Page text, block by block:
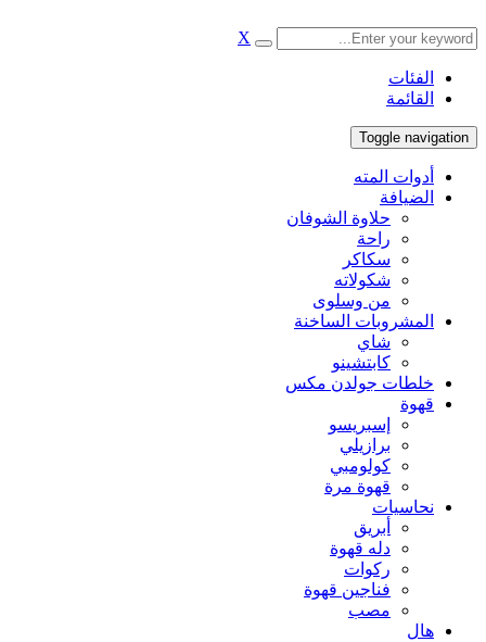
X
الفئات
القائمة
Toggle navigation
أدوات المته
الضيافة
حلاوة الشوفان
راحة
سكاكر
شكولاته
من وسلوى
المشروبات الساخنة
شاي
كابتشينو
خلطات جولدن مكس
قهوة
إسبريسو
برازيلي
كولومبي
قهوة مرة
نحاسيات
أبريق
‏دله قهوة
ركوات
فناجين قهوة
مصب
هال